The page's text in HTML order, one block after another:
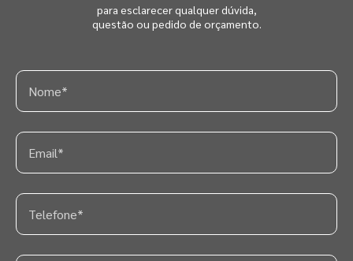
para esclarecer qualquer dúvida,
questão ou pedido de orçamento.